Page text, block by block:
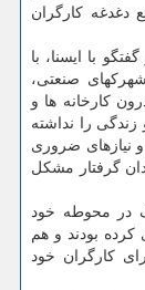
دغدغه کارگران
با ایسنا، با
صنعتی،
کارخانه ها و
زندگی را نداشته
و نیازهای ضروری
گرفتار مشکل
در محوطه خود
کرده بودند و هم
کارگران خود